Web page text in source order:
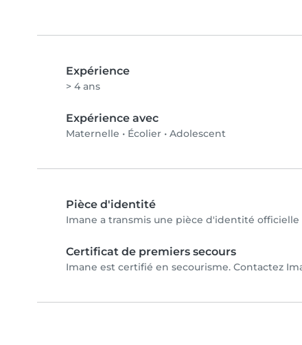
Expérience
> 4 ans
Expérience avec
Maternelle • Écolier • Adolescent
Pièce d'identité
Imane a transmis une pièce d'identité
Certificat de premiers secours
Imane est certifié en secourisme. Contactez